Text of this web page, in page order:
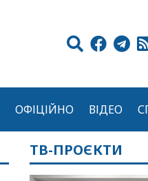
ОФІЦІЙНО ВІДЕО
ТВ-ПРОЄКТИ